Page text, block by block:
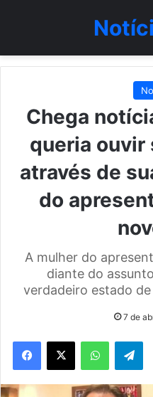
Chega
queria ouvir
através de
do
A mulher do
diante do
verdadeiro estado
7 de
WhatsApp